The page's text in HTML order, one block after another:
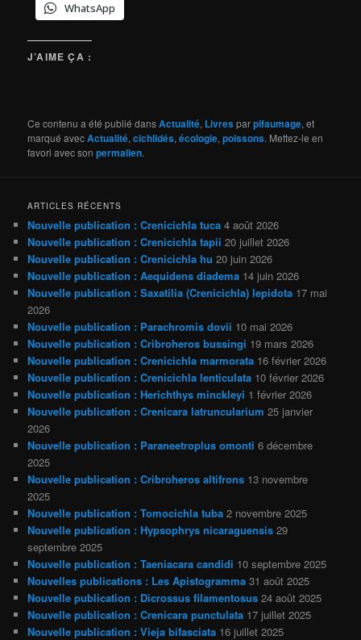
WhatsApp
J’AIME ÇA :
Ce contenu a été publié dansActualité, Livresparpifaumage, et
marqué avecActualité,cichlidés,écologie,poissons. Mettez-le en
favori avec sonpermalien.
ARTICLES RÉCENTS
Nouvelle publication : Crenicichla tuca 4 août 2026
Nouvelle publication : Crenicichla tapii 20 juillet 2026
Nouvelle publication : Crenicichla hu 20 juin 2026
Nouvelle publication : Aequidens diadema 14 juin 2026
Nouvelle publication : Saxatilia (Crenicichla) lepidota 17 mai
2026
Nouvelle publication : Parachromis dovii 10 mai 2026
Nouvelle publication : Cribroheros bussingi 19 mars 2026
Nouvelle publication : Crenicichla marmorata 16 février 2026
Nouvelle publication : Crenicichla lenticulata 10 février 2026
Nouvelle publication : Herichthys minckleyi 1 février 2026
Nouvelle publication : Crenicara latruncularium 25 janvier
2026
Nouvelle publication : Paraneetroplus omonti 6 décembre
2025
Nouvelle publication : Cribroheros altifrons 13 novembre
2025
Nouvelle publication : Tomocichla tuba 2 novembre 2025
Nouvelle publication : Hypsophrys nicaraguensis 29
septembre 2025
Nouvelle publication : Taeniacara candidi 10 septembre 2025
Nouvelles publications : Les Apistogramma 31 août 2025
Nouvelle publication : Dicrossus filamentosus 24 août 2025
Nouvelle publication : Crenicara punctulata 17 juillet 2025
Nouvelle publication : Vieja bifasciata 16 juillet 2025